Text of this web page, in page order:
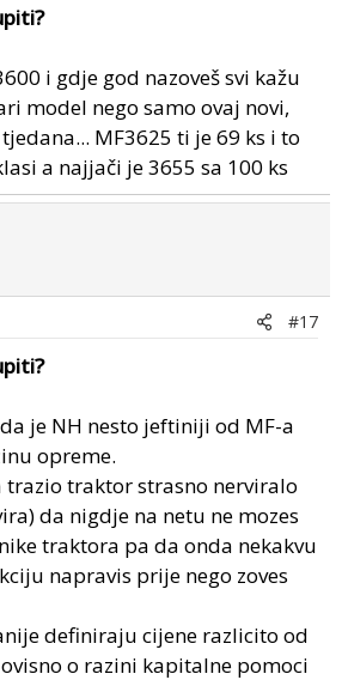
i gdje god nazoveš svi kažu
model nego samo ovaj novi,
MF3625 ti je 69 ks i to
a najjači je 3655 sa 100 ks
#17
je NH nesto jeftiniji od MF-a
opreme.
trazio traktor strasno nerviralo
da nigdje na netu ne mozes
traktora pa da onda nekakvu
napravis prije nego zoves
definiraju cijene razlicito od
o razini kapitalne pomoci